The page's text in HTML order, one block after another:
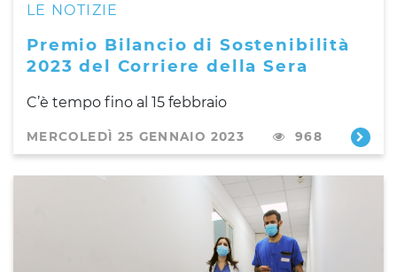
LE NOTIZIE
Premio Bilancio di Sostenibilità
2023 del Corriere della Sera
C’è tempo fino al 15 febbraio
MERCOLEDÌ 25 GENNAIO 2023 968